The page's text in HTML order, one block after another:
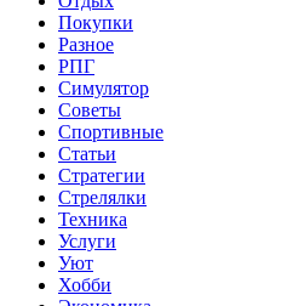
Покупки
Разное
РПГ
Симулятор
Советы
Спортивные
Статьи
Стратегии
Стрелялки
Техника
Услуги
Уют
Хобби